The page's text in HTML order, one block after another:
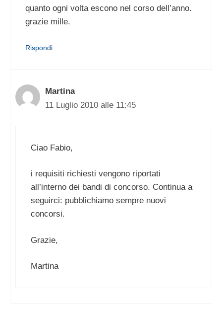
quanto ogni volta escono nel corso dell’anno.
grazie mille.
Rispondi
Martina
11 Luglio 2010 alle 11:45
Ciao Fabio,
i requisiti richiesti vengono riportati
all’interno dei bandi di concorso. Continua a
seguirci: pubblichiamo sempre nuovi
concorsi.
Grazie,
Martina